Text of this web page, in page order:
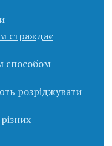
страждає
способом
розріджувати